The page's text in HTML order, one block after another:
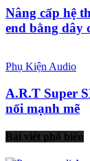
Nâng cấp hệ
end bằng dây
Phụ Kiện Audio
A.R.T Super
nối mạnh mẽ
Bài viết phổ biến